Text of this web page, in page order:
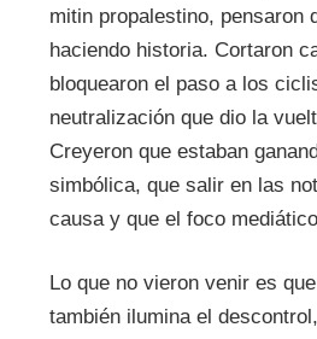
mitin propalestino, pensaron
haciendo historia. Cortaron
bloquearon el paso a los
neutralización que dio la
Creyeron que estaban
simbólica, que salir en las
causa y que el foco
Lo que no vieron venir es
también ilumina el